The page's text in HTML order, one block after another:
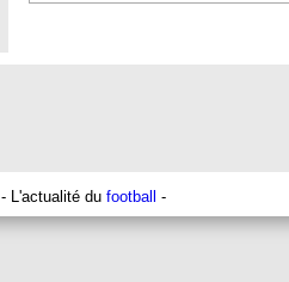
- L'actualité du football -